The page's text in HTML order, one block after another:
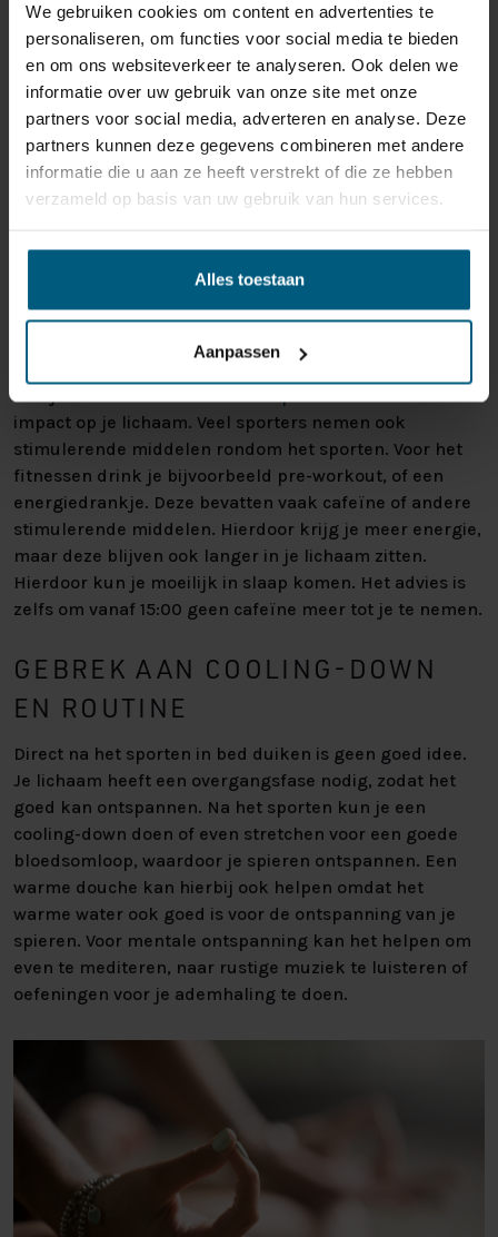
We gebruiken cookies om content en advertenties te
personaliseren, om functies voor social media te bieden
en om ons websiteverkeer te analyseren. Ook delen we
informatie over uw gebruik van onze site met onze
partners voor social media, adverteren en analyse. Deze
partners kunnen deze gegevens combineren met andere
informatie die u aan ze heeft verstrekt of die ze hebben
verzameld op basis van uw gebruik van hun services.
Alles toestaan
Aanpassen
TE LAAT EEN TE INTENSIEVE
TRAINING
Een intensieve krachttraining of hardloopsessie laat op
de avond zorgt ervoor dat je lichaam letterlijk te actief
is om te kunnen slapen. Je blijft nog even een hoge
hartslag en oppervlakkige ademhaling houden. Ook
waardoor je nog wel even wakker ligt.
GEBRUIK VAN STIMULERENDE
Wat je drinkt en
impact op je lichaam. Veel sporters nemen ook
stimulerende middelen rondom het sporten. Voor het
fitnessen drink je bijvoorbeeld pre-workout, of een
energiedrankje. Deze bevatten vaak cafeïne of andere
stimulerende middelen. Hierdoor krijg je meer energie,
maar deze blijven ook langer in je lichaam zitten.
Hierdoor kun je moeilijk in slaap komen. Het advies is
zelfs om vanaf 15:00 geen cafeïne meer tot je te nemen.
GEBREK AAN COOLING-DOWN
EN ROUTINE
Direct na het sporten in bed duiken is geen goed idee.
Je lichaam heeft een overgangsfase nodig, zodat het
goed kan ontspannen. Na het sporten kun je een
cooling-down doen of even stretchen voor een goede
bloedsomloop, waardoor je spieren ontspannen. Een
warme douche kan hierbij ook helpen omdat het
warme water ook goed is voor de ontspanning van je
spieren. Voor mentale ontspanning kan het helpen om
even te mediteren, naar rustige muziek te luisteren of
oefeningen voor je ademhaling te doen.